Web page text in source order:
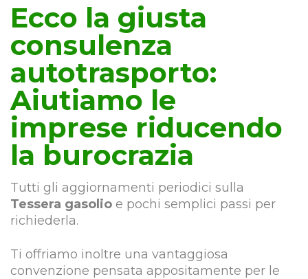
Ecco la giusta
consulenza
autotrasporto:
Aiutiamo le
imprese riducendo
la burocrazia
Tutti gli aggiornamenti periodici sulla
Tessera gasolio e pochi semplici passi per
richiederla.
Ti offriamo inoltre una vantaggiosa
convenzione pensata appositamente per le